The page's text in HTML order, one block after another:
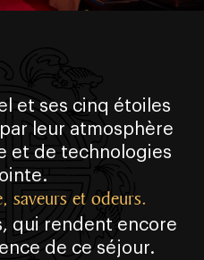
et ses cinq étoiles
leur atmosphère
et de technologies
saveurs et odeurs.
qui rendent encore
de ce séjour.